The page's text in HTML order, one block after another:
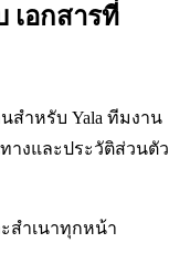
เอกสารที่
สำหรับ Yala ทีมงาน
างและประวัติส่วนตัว
สำเนาทุกหน้า